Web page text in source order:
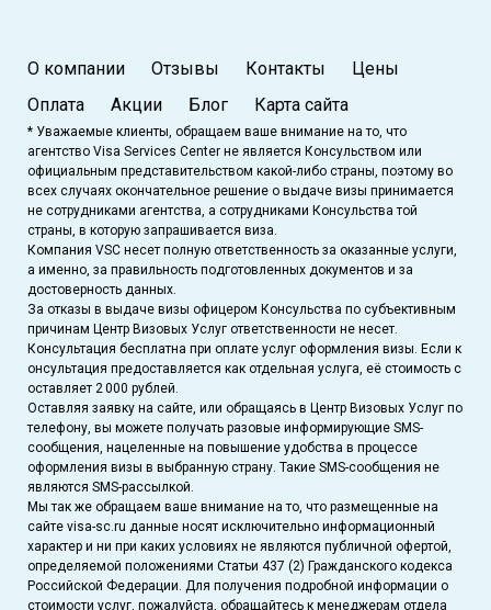
О компании Отзывы Контакты
Цены
Оплата
Акции Блог Карта сайта
* Уважаемые клиенты, обращаем ваше внимание на то, что
агентство Visa Services Center не является Консульством или
официальным представительством какой-либо страны, поэтому во
всех случаях окончательное решение о выдаче визы принимается
не сотрудниками агентства, а сотрудниками Консульства той
страны, в которую запрашивается виза.
Компания VSC несет полную ответственность за оказанные услуги,
а именно, за правильность подготовленных документов и за
достоверность данных.
За отказы в выдаче визы офицером Консульства по субъективным
причинам Центр Визовых Услуг ответственности не несет.
Консультация бесплатна при оплате услуг оформления визы. Если к
онсультация предоставляется как отдельная услуга, её стоимость с
оставляет 2 000 рублей.
Оставляя заявку на сайте, или обращаясь в Центр Визовых Услуг по
телефону, вы можете получать разовые информирующие SMS-
сообщения, нацеленные на повышение удобства в процессе
оформления визы в выбранную страну. Такие SMS-сообщения не
являются SMS-рассылкой.
Мы так же обращаем ваше внимание на то, что размещенные на
сайте visa-sc.ru данные носят исключительно информационный
характер и ни при каких условиях не являются публичной офертой,
определяемой положениями Статьи 437 (2) Гражданского кодекса
Российской Федерации. Для получения подробной информации о
стоимости услуг, пожалуйста, обращайтесь к менеджерам отдела